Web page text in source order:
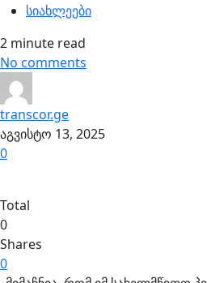
სიახლეები
2 minute read
No comments
transcor.ge
აგვისტო 13, 2025
0
Total
0
Shares
0